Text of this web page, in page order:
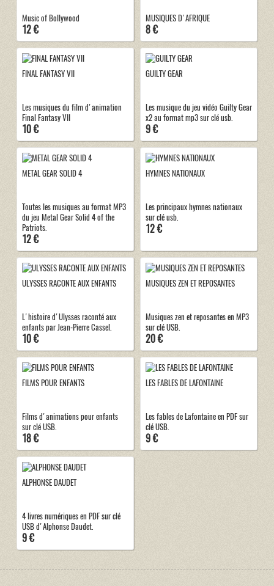
Music of Bollywood
12 €
MUSIQUES D'AFRIQUE
8 €
FINAL FANTASY VII
Les musiques du film d'animation
Final Fantasy VII
10 €
GUILTY GEAR
Les musique du jeu vidéo Guilty Gear
x2 au format mp3 sur clé usb.
9 €
METAL GEAR SOLID 4
Toutes les musiques au format MP3
du jeu Metal Gear Solid 4 of the
Patriots.
12 €
HYMNES NATIONAUX
Les principaux hymnes nationaux
sur clé usb.
12 €
ULYSSES RACONTE AUX ENFANTS
L'histoire d'Ulysses raconté aux
enfants par Jean-Pierre Cassel.
10 €
MUSIQUES ZEN ET REPOSANTES
Musiques zen et reposantes en MP3
sur clé USB.
20 €
FILMS POUR ENFANTS
Films d'animations pour enfants
sur clé USB.
18 €
LES FABLES DE LAFONTAINE
Les fables de Lafontaine en PDF sur
clé USB.
9 €
ALPHONSE DAUDET
4 livres numériques en PDF sur clé
USB d'Alphonse Daudet.
9 €